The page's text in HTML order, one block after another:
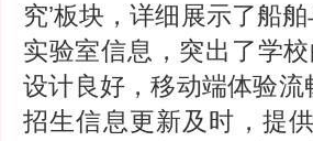
究’板块，详细展示了船
实验室信息，突出了学
设计良好，移动端体验
招生信息更新及时，提